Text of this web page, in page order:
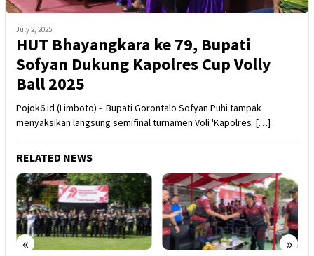
July 2, 2025
HUT Bhayangkara ke 79, Bupati
Sofyan Dukung Kapolres Cup Volly
Ball 2025
Pojok6.id (Limboto) - Bupati Gorontalo Sofyan Puhi tampak
menyaksikan langsung semifinal turnamen Voli 'Kapolres […]
RELATED NEWS
« »